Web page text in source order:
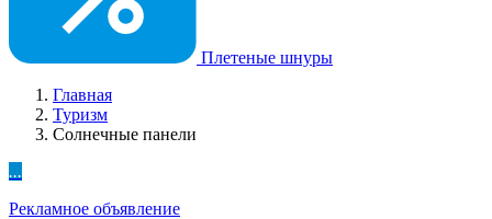
Плетеные шнуры
Главная
Туризм
Солнечные панели
...
Рекламное объявление